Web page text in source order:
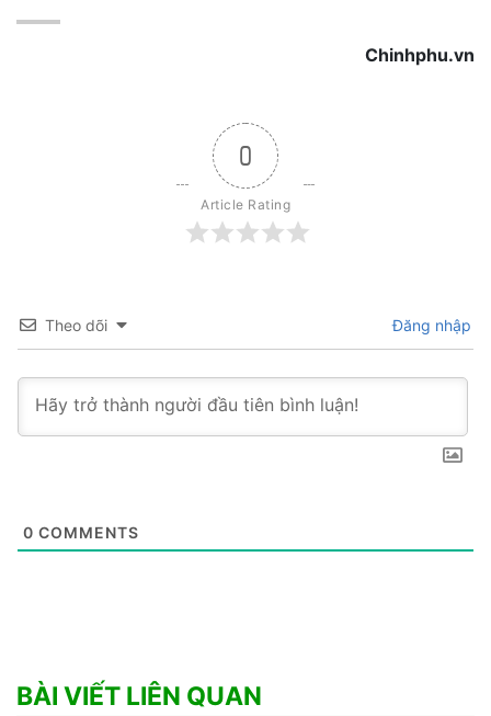
Chinhphu.vn
0
Article Rating
Theo dõi Đăng nhập
0 COMMENTS
BÀI VIẾT LIÊN QUAN